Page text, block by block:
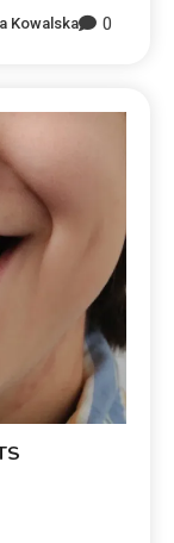
Kowalska 0